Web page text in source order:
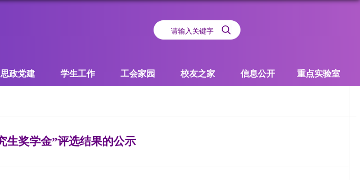
思政党建 学生工作 工会家园 校友之家 信息公开 重点实验室
生奖学金”评选结果的公示